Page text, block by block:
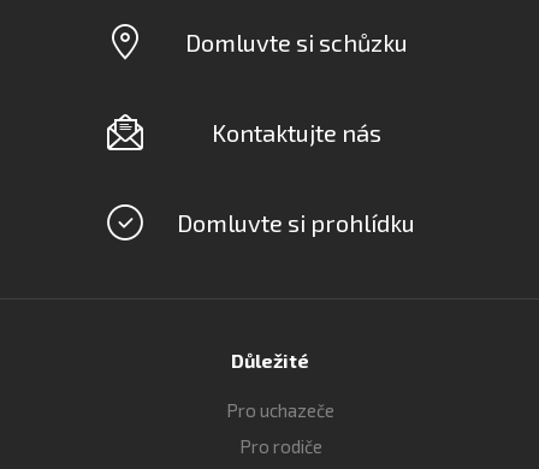
Domluvte si schůzku
Kontaktujte nás
Domluvte si prohlídku
Důležité
Pro uchazeče
Pro rodiče